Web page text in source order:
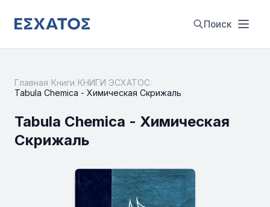
Поиск
Главная Книги КНИГИ ЭСХАТОС
Tabula Chemica - Химическая Скрижаль
Tabula Chemica - Химическая
Скрижаль